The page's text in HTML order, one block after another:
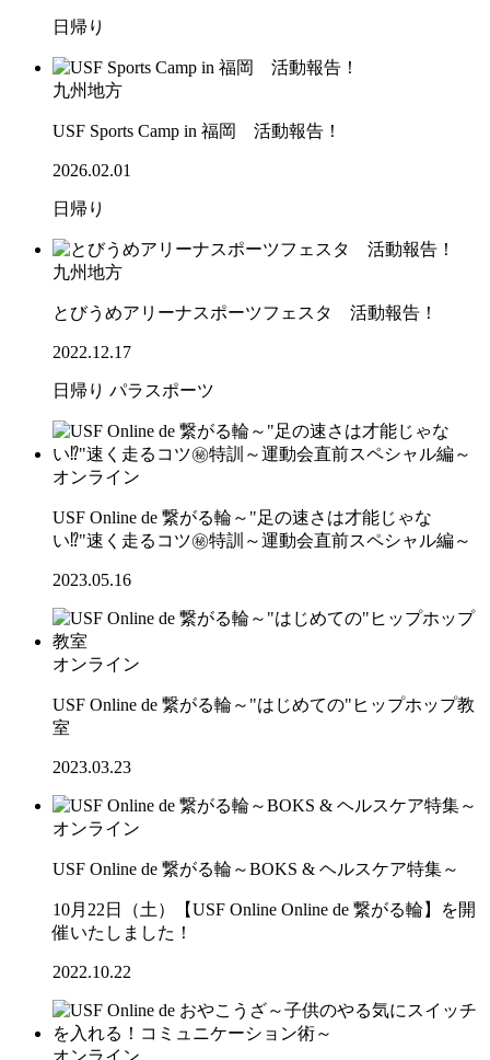
日帰り
九州地方
USF Sports Camp in 福岡 活動報告！
2026.02.01
日帰り
九州地方
とびうめアリーナスポーツフェスタ 活動報告！
2022.12.17
日帰り パラスポーツ
オンライン
USF Online de 繋がる輪～"足の速さは才能じゃな
い⁉"速く走るコツ㊙特訓～運動会直前スペシャル編～
2023.05.16
オンライン
USF Online de 繋がる輪～"はじめての"ヒップホップ教
室
2023.03.23
オンライン
USF Online de 繋がる輪～BOKS & ヘルスケア特集～
10月22日（土）【USF Online Online de 繋がる輪】を開
催いたしました！
2022.10.22